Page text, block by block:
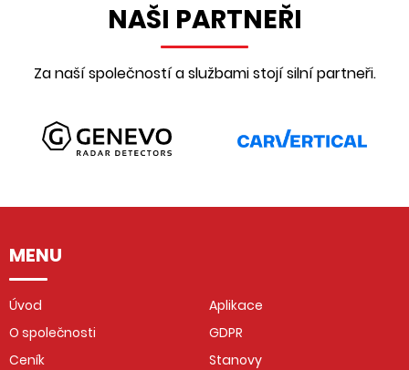
NAŠI PARTNEŘI
Za naší společností a službami stojí silní partneři.
MENU
Úvod
O společnosti
Ceník
Aplikace
GDPR
Stanovy